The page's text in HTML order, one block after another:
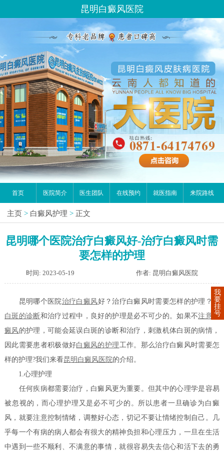
昆明白癜风医院
首页 医院简介 医生团队 在线预约 就医指南 来院路线
主页 > 白癜风护理 > 正文
昆明哪个医院治疗白癜风好-治疗白癜风时需
要怎样的护理
时间: 2023-05-19 作者: 昆明白癜风医院
昆明哪个医院治疗白癜风好？治疗白癜风时需要怎样的护理？在
白斑的诊断和治疗过程中，良好的护理是必不可少的。如果不注意白
癜风的护理，可能会延误白斑的诊断和治疗，刺激机体白斑的病情，
因此需要患者积极做好白癜风的护理工作。那么治疗白癜风时需要怎
样的护理?我们来看昆明白癜风医院的介绍。
1.心理护理
任何疾病都需要治疗，白癜风更为重要。但其中的心理学是容易
被忽视的，而心理护理又是必不可少的。所以患者一旦确诊为白癜
风，就要注意控制情绪，调整好心态，切记不要让情绪控制自己。几
乎每一个有病的病人都会有很大的精神负担和心理压力，一旦在生活
中遇到一些不顺利、不满意的事情，就很容易失去信心和活下去的勇
我
要
挂
号